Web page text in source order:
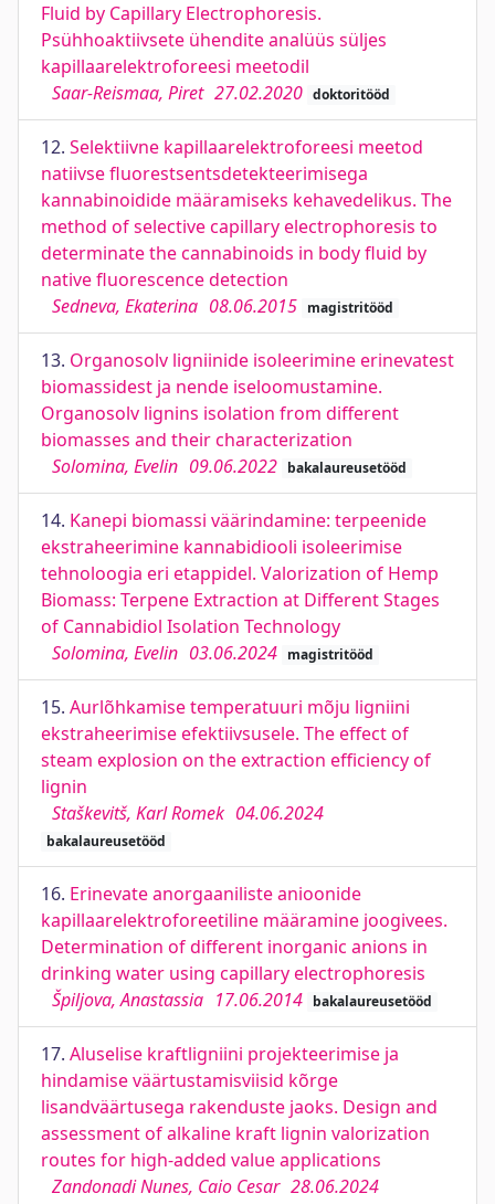
Fluid by Capillary Electrophoresis.
Psühhoaktiivsete ühendite analüüs süljes
kapillaarelektroforeesi meetodil
Saar-Reismaa, Piret 27.02.2020 doktoritööd
12. Selektiivne kapillaarelektroforeesi meetod
natiivse fluorestsentsdetekteerimisega
kannabinoidide määramiseks kehavedelikus. The
method of selective capillary electrophoresis to
determinate the cannabinoids in body fluid by
native fluorescence detection
Sedneva, Ekaterina 08.06.2015 magistritööd
13. Organosolv ligniinide isoleerimine erinevatest
biomassidest ja nende iseloomustamine.
Organosolv lignins isolation from different
biomasses and their characterization
Solomina, Evelin 09.06.2022 bakalaureusetööd
14. Kanepi biomassi väärindamine: terpeenide
ekstraheerimine kannabidiooli isoleerimise
tehnoloogia eri etappidel. Valorization of Hemp
Biomass: Terpene Extraction at Different Stages
of Cannabidiol Isolation Technology
Solomina, Evelin 03.06.2024 magistritööd
15. Aurlõhkamise temperatuuri mõju ligniini
ekstraheerimise efektiivsusele. The effect of
steam explosion on the extraction efficiency of
lignin
Staškevitš, Karl Romek 04.06.2024
bakalaureusetööd
16. Erinevate anorgaaniliste anioonide
kapillaarelektroforeetiline määramine joogivees.
Determination of different inorganic anions in
drinking water using capillary electrophoresis
Špiljova, Anastassia 17.06.2014 bakalaureusetööd
17. Aluselise kraftligniini projekteerimise ja
hindamise väärtustamisviisid kõrge
lisandväärtusega rakenduste jaoks. Design and
assessment of alkaline kraft lignin valorization
routes for high-added value applications
Zandonadi Nunes, Caio Cesar 28.06.2024